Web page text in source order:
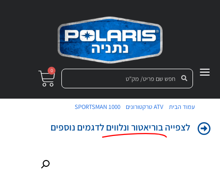
0
עמוד הבית /ATV טרקטורונים /
SPORTSMAN 1000
לצפייהבוריאטור ונלווים לדגמים נוספים